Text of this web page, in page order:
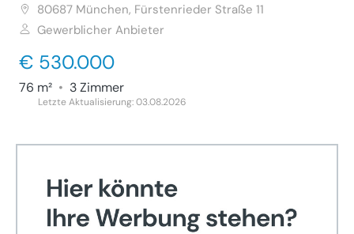
80687 München, Fürstenrieder Straße 11
Gewerblicher Anbieter
€ 530.000
76 m² • 3 Zimmer
Letzte Aktualisierung: 03.08.2026